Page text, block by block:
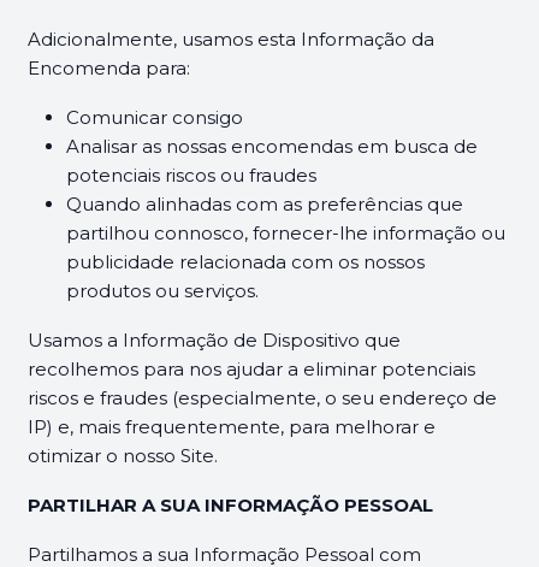
Adicionalmente, usamos esta Informação da
Encomenda para:
Comunicar consigo
Analisar as nossas encomendas em busca de
potenciais riscos ou fraudes
Quando alinhadas com as preferências que
partilhou connosco, fornecer-lhe informação ou
publicidade relacionada com os nossos
produtos ou serviços.
Usamos a Informação de Dispositivo que
recolhemos para nos ajudar a eliminar potenciais
riscos e fraudes (especialmente, o seu endereço de
IP) e, mais frequentemente, para melhorar e
otimizar o nosso Site.
PARTILHAR A SUA INFORMAÇÃO PESSOAL
Partilhamos a sua Informação Pessoal com